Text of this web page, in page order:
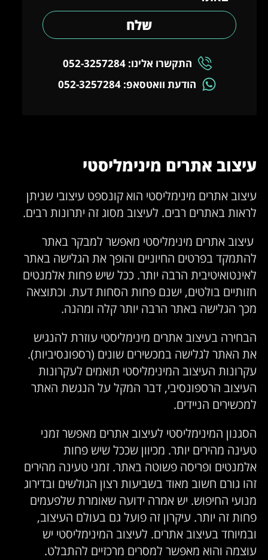
שלח
התקשרו אלינו: 052-3257284
הודעת וואטסאפ: 052-3257284
עיצוב אתרים מינימליסטי
עיצוב אתרים מינימליסטי הוא קונספט עיצובי שניתן
לראות באתרים רבים. לעיצוב מסוג זה יתרונות רבים.
עיצוב אתרים מינימליסטי מאפשר למבקר באתר
להתמקד בפרטים החיוניים והופך את הגלישה באתר
לאינטואיטיבית הרבה יותר. ככל שיש פחות אלמנטים
חזותיים בולטים, ישנם פחות הסחות דעת. וכתוצאה
מכך הגלישה באתר הרבה יותר קלה ומהנה.
הבחירה בעיצוב אתרים מינימליסטי עוזרת להנגיש
את האתר לגלישה במכשירים שונים (רספונסיביות).
עקרונות העיצוב המינימליסטי תואמים לעקרונות
העיצוב הרספונסיבי, דבר המקל על הנגשת האתר
למכשירים הניידים.
הסגנון המינימליסטי לעיצוב אתרים מאפשר זמני
טעינה מהירים יותר. מכיוון שככל שיש פחות
אלמנטים ופריסה פשוטה באתר. זמני טעינה מהירים
זהו גורם חשוב מאוד בשביעות רצון הגולשים ובדירוג
מנועי החיפוש. יש אמרה ידועה שאומרת שלפעמים
פחות זה יותר. עיקרון זה פועל גם בעולם העיצוב,
ובמיוחד בעיצוב אתרים. לעיצוב המינימליסטי יש
עוצמה והוא מאפשר למסרים מרכזיים להתבלט.